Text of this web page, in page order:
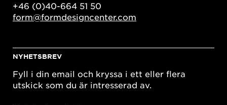
+46 (0)40-664 51 50
form@formdesigncenter.com
NYHETSBREV
Fyll i din email och kryssa i ett eller flera
utskick som du är intresserad av.